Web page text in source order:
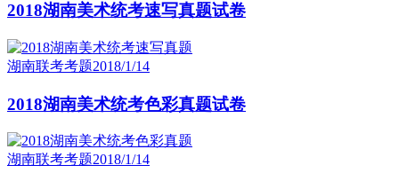
2018湖南美术统考速写真题试卷
湖南联考考题2018/1/14
2018湖南美术统考色彩真题试卷
湖南联考考题2018/1/14